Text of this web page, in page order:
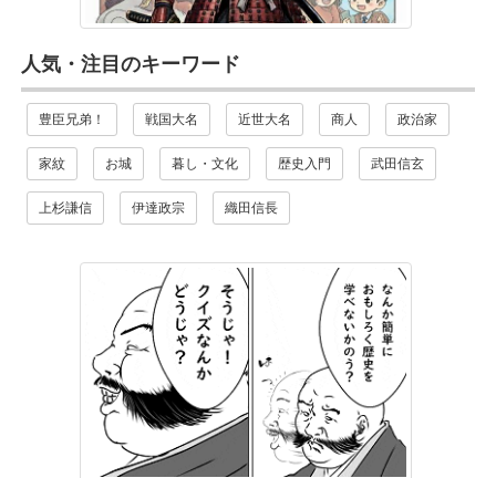
人気・注目のキーワード
豊臣兄弟！ 戦国大名 近世大名 商人 政治家
家紋 お城 暮し・文化 歴史入門 武田信玄
上杉謙信 伊達政宗 織田信長